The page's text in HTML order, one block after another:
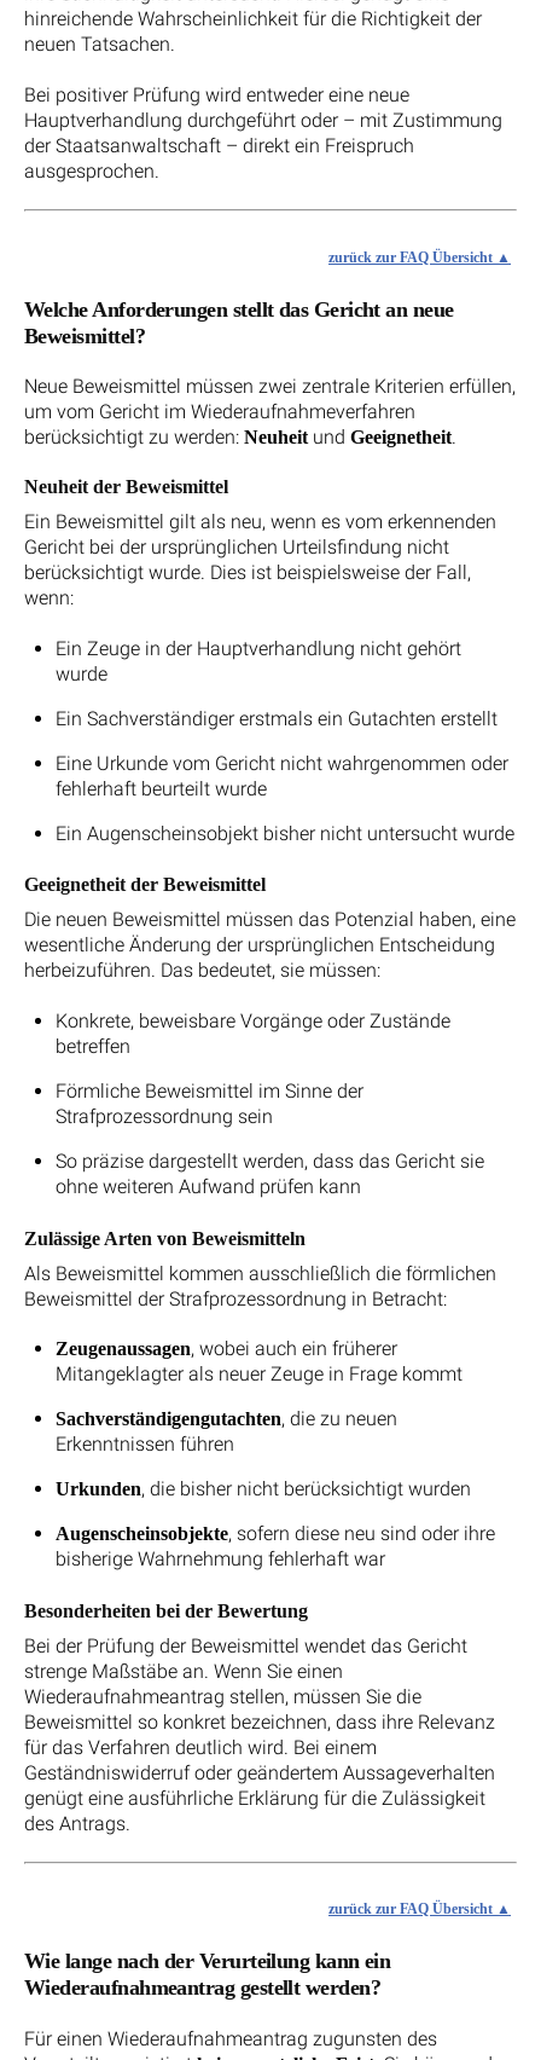
hinreichende Wahrscheinlichkeit für die Richtigkeit der
neuen Tatsachen.
Bei positiver Prüfung wird entweder eine neue
Hauptverhandlung durchgeführt oder – mit Zustimmung
der Staatsanwaltschaft – direkt ein Freispruch
ausgesprochen.
zurück zur FAQ Übersicht
Welche Anforderungen stellt das Gericht an neue
Beweismittel?
Neue Beweismittel müssen zwei zentrale Kriterien erfüllen,
um vom Gericht im Wiederaufnahmeverfahren
berücksichtigt zu werden: Neuheitund Geeignetheit.
Neuheit der Beweismittel
Ein Beweismittel gilt als neu, wenn es vom erkennenden
Gericht bei der ursprünglichen Urteilsfindung nicht
berücksichtigt wurde. Dies ist beispielsweise der Fall,
wenn:
Ein Zeuge in der Hauptverhandlung nicht gehört
wurde
Ein Sachverständiger erstmals ein Gutachten erstellt
Eine Urkunde vom Gericht nicht wahrgenommen oder
fehlerhaft beurteilt wurde
Ein Augenscheinsobjekt bisher nicht untersucht wurde
Geeignetheit der Beweismittel
Die neuen Beweismittel müssen das Potenzial haben, eine
wesentliche Änderung der ursprünglichen Entscheidung
herbeizuführen. Das bedeutet, sie müssen:
Konkrete, beweisbare Vorgänge oder Zustände
betreffen
Förmliche Beweismittel im Sinne der
Strafprozessordnung sein
So präzise dargestellt werden, dass das Gericht sie
ohne weiteren Aufwand prüfen kann
Zulässige Arten von Beweismitteln
Als Beweismittel kommen ausschließlich die förmlichen
Beweismittel der Strafprozessordnung in Betracht:
Zeugenaussagen, wobei auch ein früherer
Mitangeklagter als neuer Zeuge in Frage kommt
Sachverständigengutachten, die zu neuen
Erkenntnissen führen
Urkunden, die bisher nicht berücksichtigt wurden
Augenscheinsobjekte, sofern diese neu sind oder ihre
bisherige Wahrnehmung fehlerhaft war
Besonderheiten bei der Bewertung
Bei der Prüfung der Beweismittel wendet das Gericht
strenge Maßstäbe an. Wenn Sie einen
Wiederaufnahmeantrag stellen, müssen Sie die
Beweismittel so konkret bezeichnen, dass ihre Relevanz
für das Verfahren deutlich wird. Bei einem
Geständniswiderruf oder geändertem Aussageverhalten
genügt eine ausführliche Erklärung für die Zulässigkeit
des Antrags.
zurück zur FAQ Übersicht
Wie lange nach der Verurteilung kann ein
Wiederaufnahmeantrag gestellt werden?
Für einen Wiederaufnahmeantrag zugunsten des